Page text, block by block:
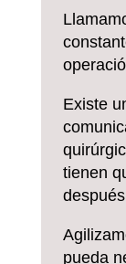
Existe
tienen
pueda